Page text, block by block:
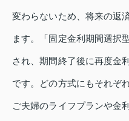
変わらないため、将来の返
ます。「固定金利期間選択
され、期間終了後に再度金
です。どの方式にもそれぞ
ご夫婦のライフプランや金